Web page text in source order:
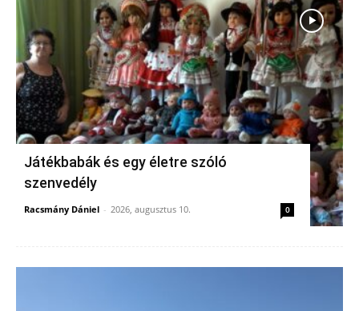
Játékbabák és egy életre szóló
szenvedély
Racsmány Dániel - 2026, augusztus 10. 0